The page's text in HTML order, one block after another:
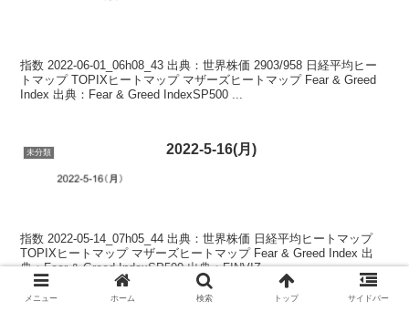
指数 2022-06-01_06h08_43 出典：世界株価 2903/958 日経平均ヒー
トマップ TOPIXヒートマップ マザーズヒートマップ Fear & Greed
Index 出典：Fear & Greed IndexSP500 ...
未分類 2022-5-16(月)
指数 2022-05-14_07h05_44 出典：世界株価 日経平均ヒートマップ
TOPIXヒートマップ マザーズヒートマップ Fear & Greed Index 出
典：Fear & Greed IndexSP500 出典：FINVIZ...
メニュー ホーム 検索 トップ サイドバー